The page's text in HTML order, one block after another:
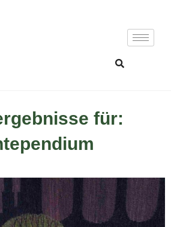
für: